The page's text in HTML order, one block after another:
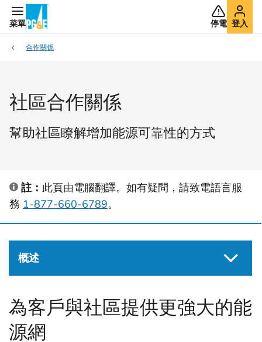
菜單 停電 登入
合作關係
社區合作關係
幫助社區瞭解增加能源可靠性的方式
註： 此頁由電腦翻譯。如有疑問，請致電語言服
務 1-877-660-6789。
概述
為客戶與社區提供更強大的能
源網